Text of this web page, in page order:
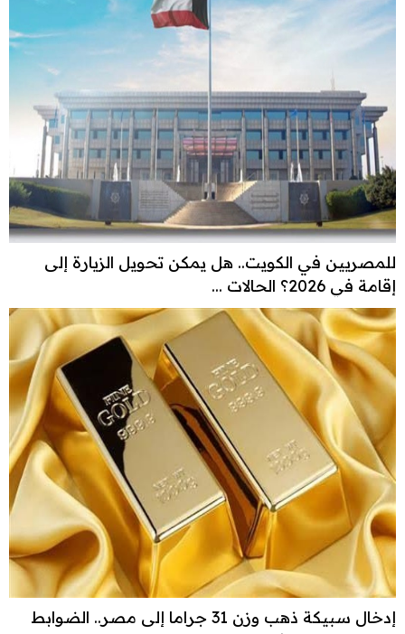
للمصريين في الكويت.. هل يمكن تحويل الزيارة إلى
إقامة في 2026؟ الحالات ...
إدخال سبيكة ذهب وزن 31 جراما إلى مصر.. الضوابط